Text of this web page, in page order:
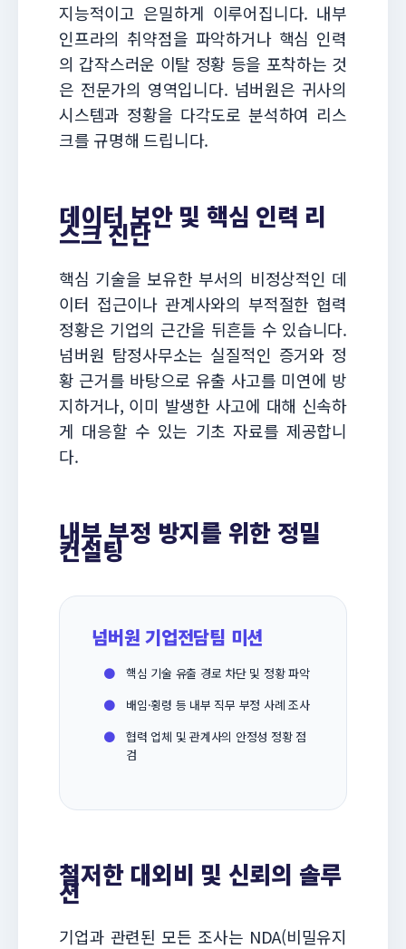
지능적이고 은밀하게 이루어집니다. 내부
인프라의 취약점을 파악하거나 핵심 인력
의 갑작스러운 이탈 정황 등을 포착하는 것
은 전문가의 영역입니다. 넘버원은 귀사의
시스템과 정황을 다각도로 분석하여 리스
크를 규명해 드립니다.
데이터 보안 및 핵심 인력 리
스크 진단
핵심 기술을 보유한 부서의 비정상적인 데
이터 접근이나 관계사와의 부적절한 협력
정황은 기업의 근간을 뒤흔들 수 있습니다.
넘버원 탐정사무소는 실질적인 증거와 정
황 근거를 바탕으로 유출 사고를 미연에 방
지하거나, 이미 발생한 사고에 대해 신속하
게 대응할 수 있는 기초 자료를 제공합니
다.
내부 부정 방지를 위한 정밀
컨설팅
넘버원 기업전담팀 미션
●
핵심 기술 유출 경로 차단 및 정황 파악
●
배임·횡령 등 내부 직무 부정 사례 조사
●
협력 업체 및 관계사의 안정성 정황 점
검
철저한 대외비 및 신뢰의 솔루
션
기업과 관련된 모든 조사는 NDA(비밀유지